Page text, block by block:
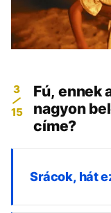
3
15
Fú, ennek
nagyon
címe?
Srácok, hát